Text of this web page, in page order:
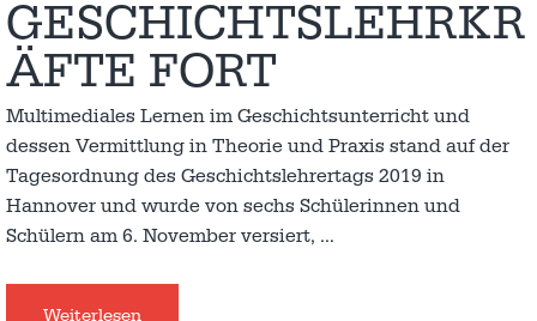
GESCHICHTSLEHRKR
ÄFTE FORT
Multimediales Lernen im Geschichtsunterricht und
dessen Vermittlung in Theorie und Praxis stand auf der
Tagesordnung des Geschichtslehrertags 2019 in
Hannover und wurde von sechs Schülerinnen und
Schülern am 6. November versiert, …
Weiterlesen